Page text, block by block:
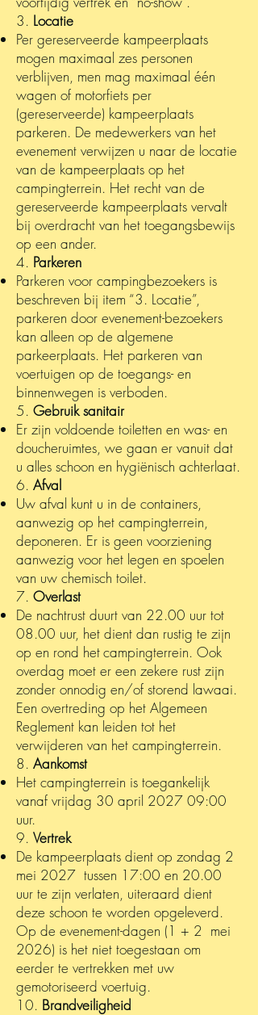
3. Locatie
Per gereserveerde kampeerplaats
mogen maximaal zes personen
verblijven, men mag maximaal één
wagen of motorfiets per
(gereserveerde) kampeerplaats
parkeren. De medewerkers van het
evenement verwijzen u naar de locatie
van de kampeerplaats op het
campingterrein. Het recht van de
gereserveerde kampeerplaats vervalt
bij overdracht van het toegangsbewijs
op een ander.
4. Parkeren
Parkeren voor campingbezoekers is
beschreven bij item “3. Locatie”,
parkeren door evenement-bezoekers
kan alleen op de algemene
parkeerplaats. Het parkeren van
voertuigen op de toegangs- en
binnenwegen is verboden.
5. Gebruik sanitair
Er zijn voldoende toiletten en was- en
doucheruimtes, we gaan er vanuit dat
u alles schoon en hygiënisch achterlaat.
6. Afval
Uw afval kunt u in de containers,
aanwezig op het campingterrein,
deponeren. Er is geen voorziening
aanwezig voor het legen en spoelen
van uw chemisch toilet.
7. Overlast
De nachtrust duurt van 22.00 uur tot
08.00 uur, het dient dan rustig te zijn
op en rond hetcampingterrein. Ook
overdag moet er een zekere rust zijn
zonder onnodig en/of storend lawaai.
Een overtreding op het Algemeen
Reglement kan leiden tot het
verwijderen van het campingterrein.
8. Aankomst
Het campingterrein is toegankelijk
vanaf vrijdag 30 april 2027 09:00
uur.
9. Vertrek
De kampeerplaats dient op zondag 2
mei 2027 tussen 17:00 en 20.00
uur te zijn verlaten, uiteraard dient
deze schoon te worden opgeleverd.
Op de evenement-dagen (1 + 2 mei
2026) is het niet toegestaan om
eerder te vertrekken met uw
gemotoriseerd voertuig.
10. Brandveiligheid